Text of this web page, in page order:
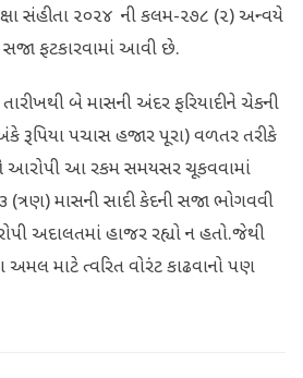
સંહીતા ૨૦૨૪ ની કલમ-૨૭૮ (૨) અન્વયે
સજા ફટકારવામાં આવી છે.
બે માસની અંદર ફરિયાદીને ચેકની
રૂપિયા પચાસ હજાર પૂરા) વળતર તરીકે
આરોપી આ રકમ સમયસર ચૂકવવામાં
માસની સાદી કેદની સજા ભોગવવી
અદાલતમાં હાજર રહ્યો ન હતો.જેથી
અમલ માટે ત્વરિત વોરંટ કાઢવાનો પણ